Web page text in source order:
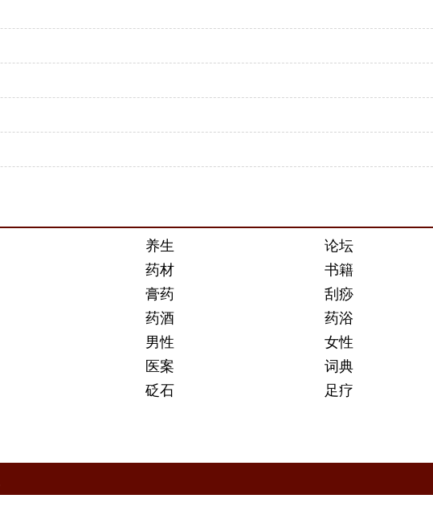
养生
论坛
药材
书籍
膏药
刮痧
药酒
药浴
男性
女性
医案
词典
砭石 足疗